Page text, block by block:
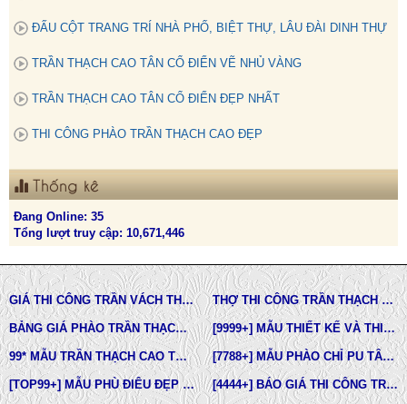
ĐẤU CỘT TRANG TRÍ NHÀ PHỐ, BIỆT THỰ, LÂU ĐÀI DINH THỰ
TRẦN THẠCH CAO TÂN CỔ ĐIỂN VẼ NHỦ VÀNG
TRẦN THẠCH CAO TÂN CỔ ĐIỂN ĐẸP NHẤT
THI CÔNG PHÀO TRẦN THẠCH CAO ĐẸP
Thống kê
Đang Online: 35
Tổng lượt truy cập: 10,671,446
GIÁ THI CÔNG TRẦN VÁCH THẠCH CAO TẠI TPHCM THỢ THI CÔNG TRẦN THẠCH CAO ĐẸP TẠI TPHCM
BẢNG GIÁ PHÀO TRẦN THẠCH CAO TÂN CỔ ĐIỂN [9999+] MẪU THIẾT KẾ VÀ THI CÔNG TRẦN THẠCH CAO ĐẸP
99* MẪU TRẦN THẠCH CAO TÂN CỔ ĐIỂN ĐẸP NHẤT HIỆN NAY [7788+] MẪU PHÀO CHỈ PU TÂN CỔ ĐIỂN ĐẸP NHẤT HIỆN NAY
[TOP99+] MẪU PHÙ ĐIÊU ĐẸP TRONG THIẾT KẾ KIẾN TRÚC [4444+] BÁO GIÁ THI CÔNG TRỌN GÓI PHÀO CHỈ PU MỚI NHẤT